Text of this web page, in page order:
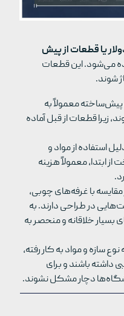
یا قطعات از پیش
می‌شود. این قطعات
شوند.
معمولاً به
زیرا قطعات از قبل آماده
استفاده از مواد و
از ابتدا، معمولاً هزینه
مقایسه با غرفه‌های چوبی،
در طراحی دارند. به
خلاقانه و منحصر به
نوع سازه و مواد به کار رفته،
داشته باشند و برای
دچار مشکل نشوند.